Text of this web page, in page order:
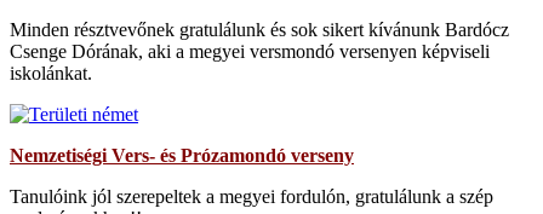
Minden résztvevőnek gratulálunk és sok sikert kívánunk Bardócz
Csenge Dórának, aki a megyei versmondó versenyen képviseli
iskolánkat.
Nemzetiségi Vers- és Prózamondó verseny
Tanulóink jól szerepeltek a megyei fordulón, gratulálunk a szép